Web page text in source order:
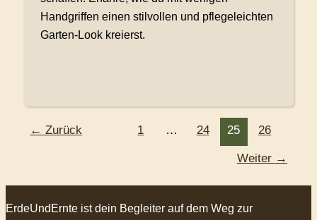
Handgriffen einen stilvollen und pflegeleichten
Garten-Look kreierst.
← Zurück 1 … 24 25 26
Weiter →
ErdeUndErnte ist dein Begleiter auf dem Weg zur